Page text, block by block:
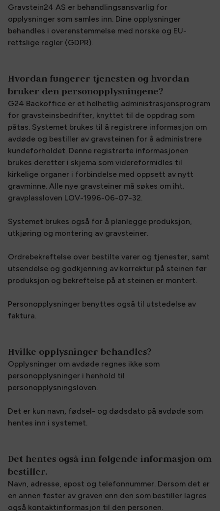
Gravstein24 AS er behandlingsansvarlig for
opplysninger som samles inn. Dine opplysninger
behandles i overenstemmelse med norske og EU-
rettslige regler (GDPR).
Hvordan fungerer tjenesten og hvordan
bruker den personopplysningene?
G24 Backoffice er et helhetlig administrasjonsprogram
for gravsteinsbedrifter, knyttet til de oppdrag som
påtas. Systemet brukes til å registrere informasjon om
avdøde og bestiller av gravsteinen for å administrere
kundeforholdet. Denne registrerte informasjonen
brukes deretter i skjema som videreformidles til
kirkelige organer i forbindelse med oppsett av nytt
gravminne. Alle nye gravsteiner må søkes om iht.
gravplassloven LOV-1996-06-07-32.
Systemet brukes også for å planlegge produksjon,
utkjøring og montering av gravsteiner.
Ordrebekreftelse over bestilte varer og tjenester, samt
utsendelse og godkjenning av korrektur på steinen før
produksjon og bekreftelse på at steinen er montert.
Personopplysninger benyttes også til utstedelse av
faktura.
Hvilke opplysninger behandles?
Opplysninger om avdøde regnes ikke som
personopplysninger i henhold til
personopplysningsloven.
Det er kun navn, fødsel- og dødsdato på avdøde som
hentes inn i systemet.
Det hentes også inn følgende informasjon om
bestiller.
Navn, adresse, epost og telefonnummer. Dersom det er
en annen fester av graven enn den som bestiller lagres
også kontaktinformasjon til den personen.